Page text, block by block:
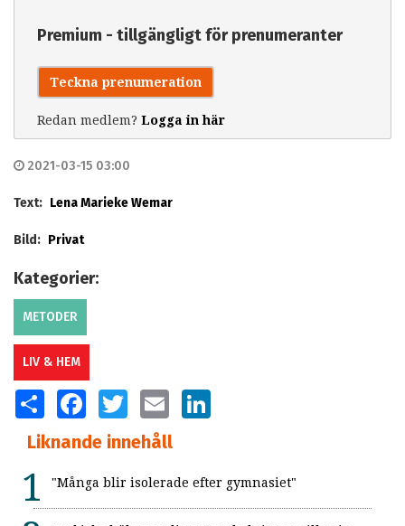
Premium - tillgängligt för prenumeranter
Teckna prenumeration
Redan medlem? Logga in här
2021-03-15 03:00
Text: Lena Marieke Wemar
Bild: Privat
Kategorier:
METODER
LIV & HEM
SHARE FACEBOOKTWITTER EMAIL
Liknande innehåll
"Många blir isolerade efter gymnasiet"